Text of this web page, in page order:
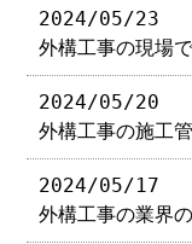
2024/05/23
外構工事の現場
2024/05/20
外構工事の施工
2024/05/17
外構工事の業界